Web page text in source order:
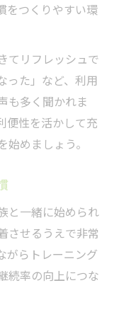
をつくりやすい環
てリフレッシュで
った」など、利用
も多く聞かれま
便性を活かして充
めましょう。
と一緒に始められ
させるうえで非常
がらトレーニング
続率の向上につな